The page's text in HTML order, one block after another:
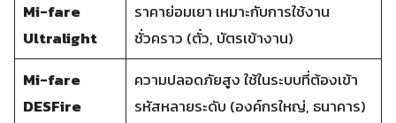
Mi-fare
Ultralight
ราคาย่อมเยา เหมาะกับการใช้งาน
ชั่วคราว (ตั๋ว, บัตรเข้างาน)
Mi-fare
DESFire
ความปลอดภัยสูง ใช้ในระบบที่ต้องเข้า
รหัสหลายระดับ (องค์กรใหญ่, ธนาคาร)